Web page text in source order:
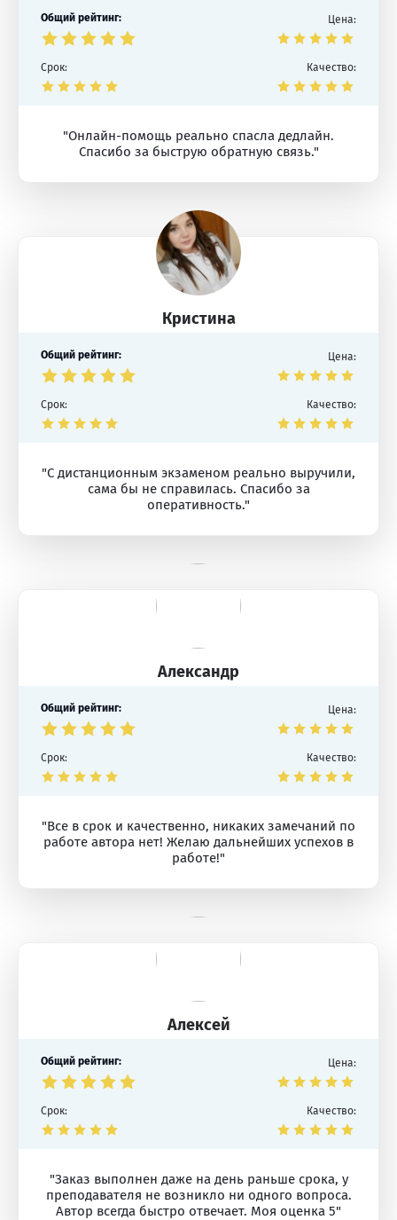
Общий рейтинг: Цена:
Срок: Качество:
"Онлайн-помощь реально спасла дедлайн.
Спасибо за быструю обратную связь."
Кристина
Общий рейтинг: Цена:
Срок: Качество:
"С дистанционным экзаменом реально выручили,
сама бы не справилась. Спасибо за
оперативность."
Александр
Общий рейтинг: Цена:
Срок: Качество:
"Все в срок и качественно, никаких замечаний по
работе автора нет! Желаю дальнейших успехов в
работе!"
Алексей
Общий рейтинг: Цена:
Срок: Качество:
"Заказ выполнен даже на день раньше срока, у
преподавателя не возникло ни одного вопроса.
Автор всегда быстро отвечает. Моя оценка 5"